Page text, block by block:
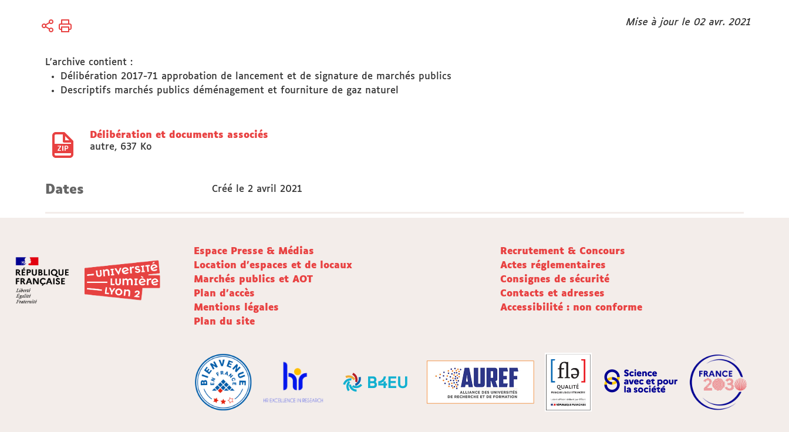
ici :
Mise à jour le 02 avr. 2021
L'archive contient :
Délibération 2017-71 approbation de lancement et de signature de marchés publics
Descriptifs marchés publics déménagement et fourniture de gaz naturel
Délibération et documents associés
autre, 637 Ko
Dates Créé le 2 avril 2021
Espace Presse & Médias
Recrutement & Concours
Location d'espaces et de locaux
Actes réglementaires
Marchés publics et AOT
Consignes de sécurité
Plan d'accès
Contacts et adresses
Mentions légales
Accessibilité : non conforme
Plan du site